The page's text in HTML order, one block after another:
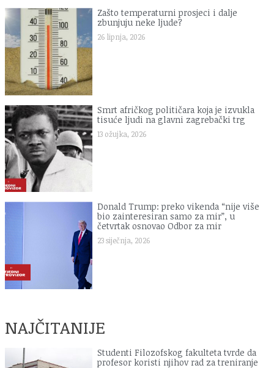
Zašto temperaturni prosjeci i dalje
zbunjuju neke ljude?
26 lipnja, 2026
Smrt afričkog političara koja je izvukla
tisuće ljudi na glavni zagrebački trg
13 ožujka, 2026
Donald Trump: preko vikenda “nije više
bio zainteresiran samo za mir”, u
četvrtak osnovao Odbor za mir
23 siječnja, 2026
NAJČITANIJE
Studenti Filozofskog fakulteta tvrde da
profesor koristi njihov rad za treniranje